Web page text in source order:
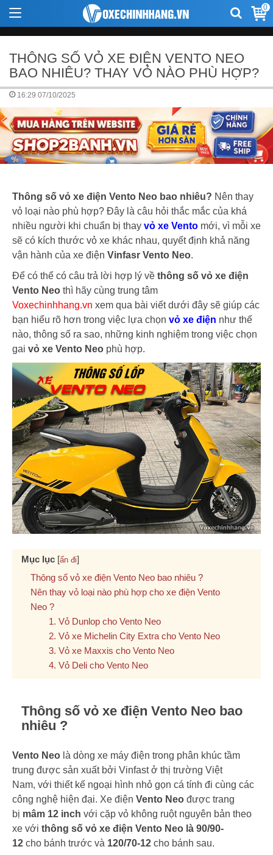
0
THÔNG SỐ VỎ XE ĐIỆN VENTO NEO
BAO NHIÊU? THAY VỎ NÀO PHÙ HỢP?
16:29 07/10/2025
Thông số vỏ xe điện Vento Neo bao nhiêu? Nên thay
vỏ loại nào phù hợp? Đây là câu hỏi thắc mắc của khá
nhiều người khi chuẩn bị thay vỏ xe Vento mới, vì mỗi xe
sẽ có kích thước vỏ xe khác nhau, quyết định khả năng
vận hành của xe điện Vinfasr Vento Neo.
Để có thể có câu trả lời hợp lý về thông số vỏ xe điện
Vento Neo thì hãy cùng trung tâm
Voxechinhhang.vn xem qua bài viết dưới đây sẽ giúp các
bạn hiểu rõ hơn trong việc lựa chọn vỏ xe điện như thế
nào, thông số ra sao, những kinh nghiệm trong việc chọn
gai vỏ xe Vento Neo phù hợp.
Mục lục [ẩn đi]
Thông số vỏ xe điện Vento Neo bao nhiêu ?
Nên thay vỏ loại nào phù hợp cho xe điện Vento
Neo ?
1. Vỏ Dunlop cho Vento Neo
2. Vỏ xe Michelin City Extra cho Vento Neo
3. Vỏ xe Maxxis cho Vento Neo
4. Vỏ Deli cho Vento Neo
Thông số vỏ xe điện Vento Neo bao
nhiêu ?
Vento Neo là dòng xe máy điện trong phân khúc tầm
trung được sản xuất bởi Vinfast ở thị trường Việt
Nam, với thiết kế ngoại hình nhỏ gọn cá tính đi cùng các
công nghệ hiện đại. Xe điện Vento Neo được trang
bị mâm 12 inch với cặp vỏ không ruột nguyên bản theo
xe với thông số vỏ xe điện Vento Neo là 90/90-
12 cho bánh trước và 120/70-12 cho bánh sau.